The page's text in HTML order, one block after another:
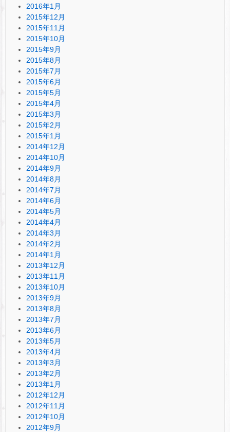
2016年1月
2015年12月
2015年11月
2015年10月
2015年9月
2015年8月
2015年7月
2015年6月
2015年5月
2015年4月
2015年3月
2015年2月
2015年1月
2014年12月
2014年10月
2014年9月
2014年8月
2014年7月
2014年6月
2014年5月
2014年4月
2014年3月
2014年2月
2014年1月
2013年12月
2013年11月
2013年10月
2013年9月
2013年8月
2013年7月
2013年6月
2013年5月
2013年4月
2013年3月
2013年2月
2013年1月
2012年12月
2012年11月
2012年10月
2012年9月